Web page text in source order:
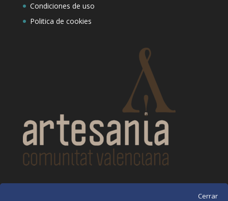
Condiciones de uso
Politica de cookies
Cerrar